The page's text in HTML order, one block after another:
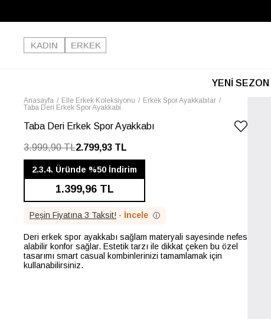
KADIN
ERKEK
YENİ SEZON
Anasayfa Elle Erkek Koleksiyonu
Erkek Spor Ayakkabılar
Taba Deri Erkek Spor Ayakkabı
Taba Deri Erkek Spor Ayakkabı
3.999,90 TL2.799,93 TL
2.3.4. Üründe %50 İndirim
1.399,96 TL
Peşin Fiyatına 3 Taksit! · İncele ⓘ
Deri erkek spor ayakkabı sağlam materyali sayesinde nefes
alabilir konfor sağlar. Estetik tarzı ile dikkat çeken bu özel
tasarımı smart casual kombinlerinizi tamamlamak için
kullanabilirsiniz.